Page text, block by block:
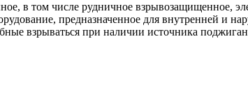
в том числе рудничное взрывозащищенное,
предназначенное для внутренней и
взрываться при наличии источника